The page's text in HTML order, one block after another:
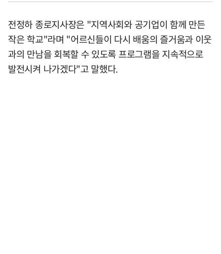
전정하 종로지사장은 "지역사회와 공기업이 함께 만든
작은 학교"라며 "어르신들이 다시 배움의 즐거움과 이웃
과의 만남을 회복할 수 있도록 프로그램을 지속적으로
발전시켜 나가겠다"고 말했다.